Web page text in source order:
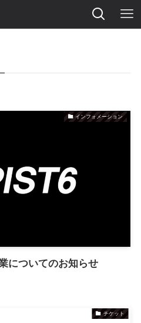
インフォメーション
についてのお知らせ
チケット